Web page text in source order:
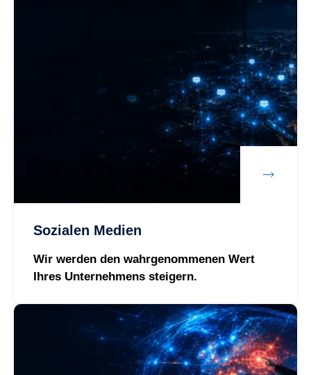
Sozialen Medien
Wir werden den wahrgenommenen Wert
Ihres Unternehmens steigern.